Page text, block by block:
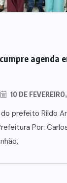
agenda
10 DE
do prefeito Rildo
Por: